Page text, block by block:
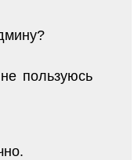
пользуюсь